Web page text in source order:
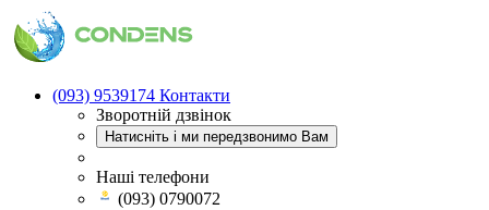
(093) 9539174 Контакти
Зворотній дзвінок
Натисніть і ми передзвонимо Вам
Наші телефони
(093) 0790072